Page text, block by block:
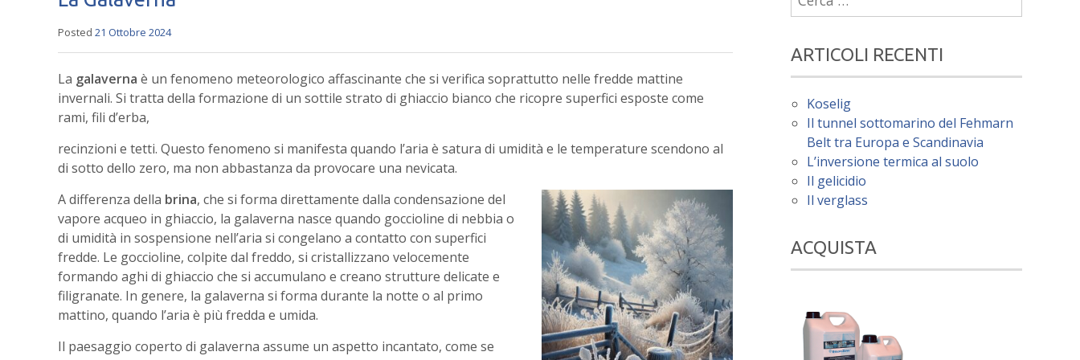
Posted 21 Ottobre 2024
La galaverna è un fenomeno meteorologico affascinante che si verifica soprattutto nelle fredde mattine
invernali. Si tratta della formazione di un sottile strato di ghiaccio bianco che ricopre superfici esposte come
rami, fili d’erba,
recinzioni e tetti. Questo fenomeno si manifesta quando l’aria è satura di umidità e le temperature scendono al
di sotto dello zero, ma non abbastanza da provocare una nevicata.
A differenza della brina, che si forma direttamente dalla condensazione del
vapore acqueo in ghiaccio, la galaverna nasce quando goccioline di nebbia o
di umidità in sospensione nell’aria si congelano a contatto con superfici
fredde. Le goccioline, colpite dal freddo, si cristallizzano velocemente
formando aghi di ghiaccio che si accumulano e creano strutture delicate e
filigranate. In genere, la galaverna si forma durante la notte o al primo
mattino, quando l’aria è più fredda e umida.
Il paesaggio coperto di galaverna assume un aspetto incantato, come se
per:
ARTICOLI RECENTI
Koselig
Il tunnel sottomarino del Fehmarn
Belt tra Europa e Scandinavia
L’inversione termica al suolo
Il gelicidio
Il verglass
ACQUISTA